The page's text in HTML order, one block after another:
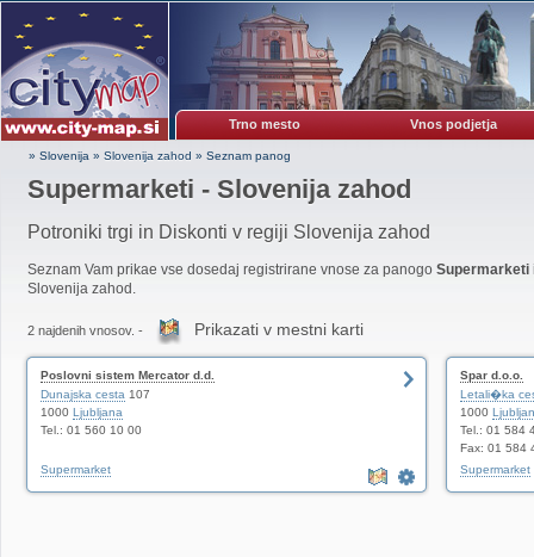
Trno mesto Vnos podjetja
» Slovenija » Slovenija zahod » Seznam panog
Supermarketi - Slovenija zahod
Potroniki trgi in Diskonti v regiji Slovenija zahod
Seznam Vam prikae vse dosedaj registrirane vnose za panogo Supermarketi
Slovenija zahod.
2 najdenih vnosov. - Prikazati v mestni karti
Poslovni sistem Mercator d.d.
Dunajska cesta 107
1000 Ljubljana
Tel.: 01 560 10 00
Supermarket
Spar d.o.o.
Letali�ka
1000
Tel.: 01 584
Fax: 01 584
Supermarket